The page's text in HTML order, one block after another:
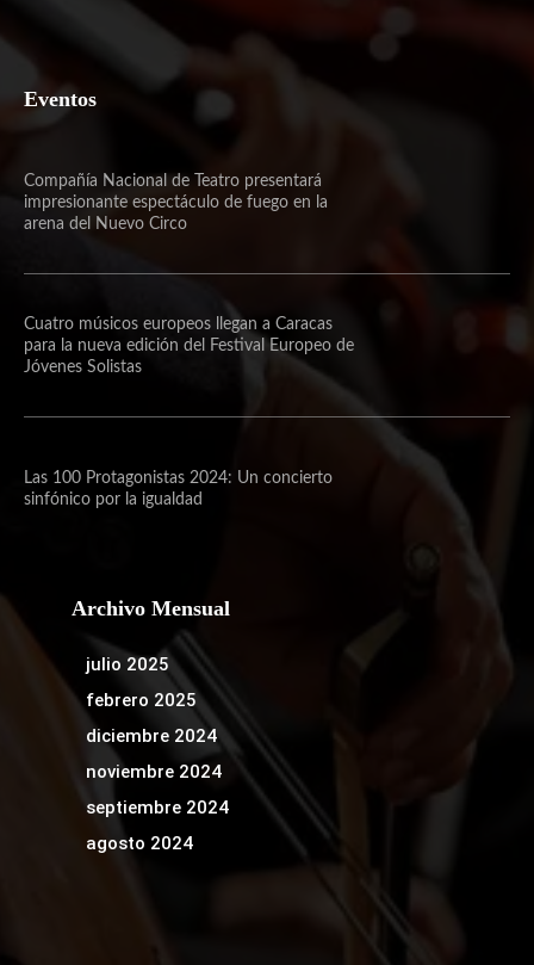
Eventos
Compañía Nacional de Teatro presentará
impresionante espectáculo de fuego en la
arena del Nuevo Circo
Cuatro músicos europeos llegan a Caracas
para la nueva edición del Festival Europeo de
Jóvenes Solistas
Las 100 Protagonistas 2024: Un concierto
sinfónico por la igualdad
Archivo Mensual
julio 2025
febrero 2025
diciembre 2024
noviembre 2024
septiembre 2024
agosto 2024